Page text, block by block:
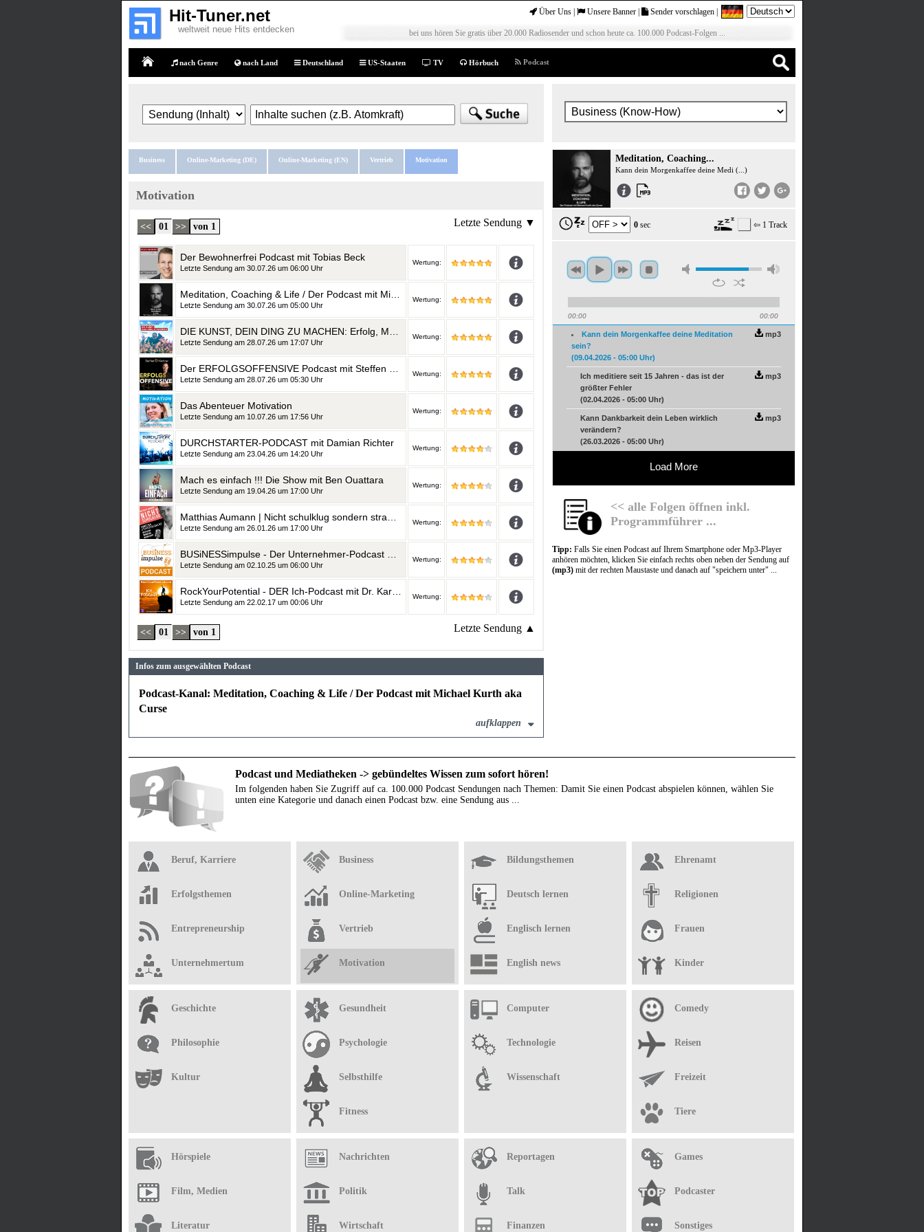
Hit-Tuner.net
weltweit neue Hits entdecken
Über Uns Unsere Banner Sender vorschlagen
bei uns hören Sie gratis über 20.000 Radiosender und schon heute ca. 100.000 Podcast-Folgen ...
nach Genre nach Land Deutschland US-Staaten TV Hörbuch Podcast
Business Online-Marketing (DE) Online-Marketing (EN) Vertrieb Motivation
Motivation
<< 01 >> von 1 Letzte Sendung ▼
Der Bewohnerfrei Podcast mit Tobias Beck
Letzte Sendung am 30.07.26 um 06:00 Uhr
Wertung:
Letzte Sendung am 30.07.26 um 05:00 Uhr
Wertung:
Letzte Sendung am 28.07.26 um 17:07 Uhr
Wertung:
Letzte Sendung am 28.07.26 um 05:30 Uhr
Wertung:
Das Abenteuer Motivation
Letzte Sendung am 10.07.26 um 17:56 Uhr
Wertung:
DURCHSTARTER-PODCAST mit Damian Richter
Letzte Sendung am 23.04.26 um 14:20 Uhr
Wertung:
Mach es einfach !!! Die Show mit Ben Ouattara
Letzte Sendung am 19.04.26 um 17:00 Uhr
Wertung:
Letzte Sendung am 26.01.26 um 17:00 Uhr
Wertung:
Letzte Sendung am 02.10.25 um 06:00 Uhr
Wertung:
Letzte Sendung am 22.02.17 um 00:06 Uhr
Wertung:
<< 01 >> von 1 Letzte Sendung ▲
Infos zum ausgewählten Podcast
Podcast-Kanal: Meditation, Coaching & Life / Der Podcast mit Michael Kurth aka
Curse
aufklappen
Meditation, Coaching...
Kann dein Morgenkaffee deine Medi (...)
0 sec ⇦ 1 Track
00:00 00:00
Kann dein Morgenkaffee deine Meditation
sein?
(09.04.2026 - 05:00 Uhr)
mp3
Ich meditiere seit 15 Jahren - das ist der
größter Fehler
(02.04.2026 - 05:00 Uhr)
mp3
Kann Dankbarkeit dein Leben wirklich
verändern?
(26.03.2026 - 05:00 Uhr)
mp3
Load More
<< alle Folgen öffnen inkl.
Programmführer ...
Tipp: Falls Sie einen Podcast auf Ihrem Smartphone oder Mp3-Player
anhören möchten, klicken Sie einfach rechts oben neben der Sendung auf
(mp3) mit der rechten Maustaste und danach auf "speichern unter" ...
Podcast und Mediatheken -> gebündeltes Wissen zum sofort hören!
Im folgenden haben Sie Zugriff auf ca. 100.000 Podcast Sendungen nach Themen: Damit Sie einen Podcast abspielen können, wählen Sie
unten eine Kategorie und danach einen Podcast bzw. eine Sendung aus ...
Beruf, Karriere
Erfolgsthemen
Entrepreneurship
Unternehmertum
Business
Online-Marketing
Vertrieb
Motivation
Bildungsthemen
Deutsch lernen
Englisch lernen
English news
Ehrenamt
Religionen
Frauen
Kinder
Geschichte
Philosophie
Kultur
Gesundheit
Psychologie
Selbsthilfe
Fitness
Computer
Technologie
Wissenschaft
Comedy
Reisen
Freizeit
Tiere
Hörspiele
Film, Medien
Literatur
Nachrichten
Politik
Wirtschaft
Reportagen
Talk
Finanzen
Games
Podcaster
Sonstiges